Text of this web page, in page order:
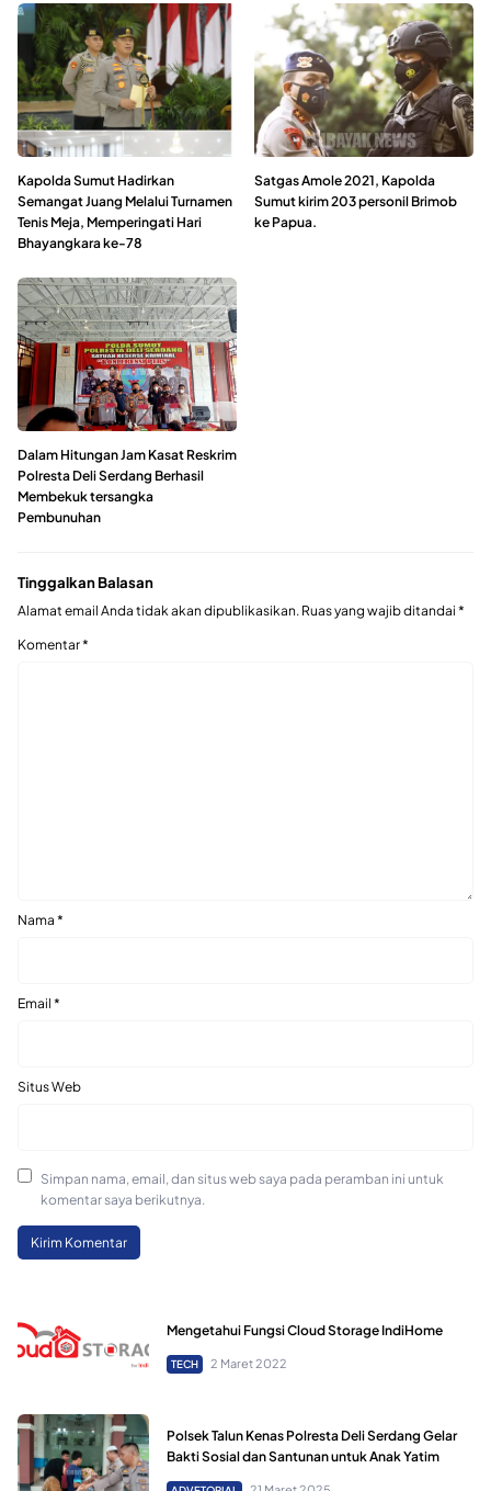
Kapolda Sumut Hadirkan
Semangat Juang Melalui Turnamen
Tenis Meja, Memperingati Hari
Bhayangkara ke-78
Satgas Amole 2021, Kapolda
Sumut kirim 203 personil Brimob
ke Papua.
Dalam Hitungan Jam Kasat Reskrim
Polresta Deli Serdang Berhasil
Membekuk tersangka
Pembunuhan
Tinggalkan Balasan
Alamat email Anda tidak akan dipublikasikan. Ruas yang wajib ditandai *
Komentar*
Nama *
Email *
Situs Web
Simpan nama, email, dan situs web saya pada peramban ini untuk
komentar saya berikutnya.
Mengetahui Fungsi Cloud Storage IndiHome
TECH 2 Maret 2022
Polsek Talun Kenas Polresta Deli Serdang Gelar
Bakti Sosial dan Santunan untuk Anak Yatim